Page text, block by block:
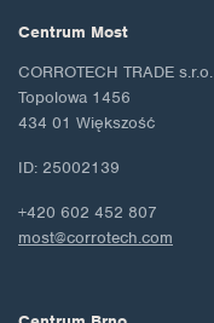
Centrum Most
CORROTECH TRADE s.r.o.
Topolowa 1456
434 01 Większość
ID: 25002139
+420 602 452 807
most@corrotech.com